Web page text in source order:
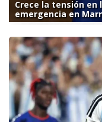
Crece la tensión en
emergencia en